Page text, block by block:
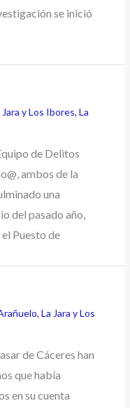
se inició
Jara y Los Ibores,La
de Delitos
ambos de la
una
del pasado año,
Puesto de
,La Jara y Los
de Cáceres han
que había
en su cuenta